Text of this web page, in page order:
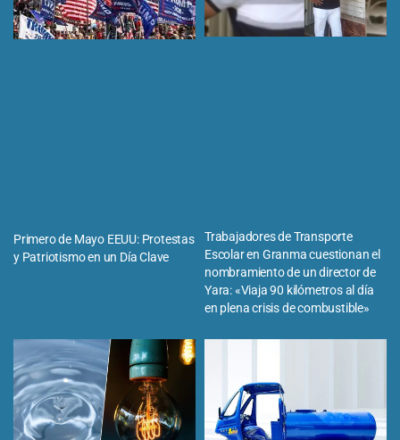
Primero de Mayo EEUU: Protestas
y Patriotismo en un Día Clave
Trabajadores de Transporte
Escolar en Granma cuestionan el
nombramiento de un director de
Yara: «Viaja 90 kilómetros al día
en plena crisis de combustible»